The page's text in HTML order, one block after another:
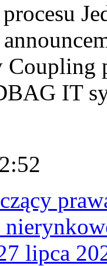
IT
lipca